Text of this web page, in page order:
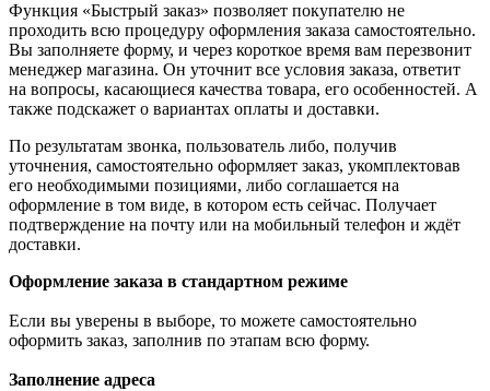
Функция «Быстрый заказ» позволяет покупателю не
проходить всю процедуру оформления заказа самостоятельно.
Вы заполняете форму, и через короткое время вам перезвонит
менеджер магазина. Он уточнит все условия заказа, ответит
на вопросы, касающиеся качества товара, его особенностей. А
также подскажет о вариантах оплаты и доставки.
По результатам звонка, пользователь либо, получив
уточнения, самостоятельно оформляет заказ, укомплектовав
его необходимыми позициями, либо соглашается на
оформление в том виде, в котором есть сейчас. Получает
подтверждение на почту или на мобильный телефон и ждёт
доставки.
Оформление заказа в стандартном режиме
Если вы уверены в выборе, то можете самостоятельно
оформить заказ, заполнив по этапам всю форму.
Заполнение адреса